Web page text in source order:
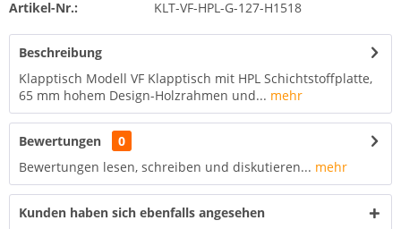
Artikel-Nr.: KLT-VF-HPL-G-127-H1518
Beschreibung
Klapptisch Modell VF Klapptisch mit HPL Schichtstoffplatte,
65 mm hohem Design-Holzrahmen und... mehr
Bewertungen
0
Bewertungen lesen, schreiben und diskutieren... mehr
Kunden haben sich ebenfalls angesehen